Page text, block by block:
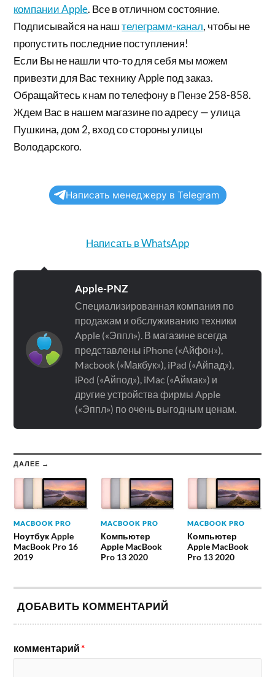
компании Apple. Все в отличном состояние.
Подписывайся на наштелеграмм-канал, чтобы не
пропустить последние поступления!
Если Вы не нашли что-то для себя мы можем
привезти для Вас технику Apple под заказ.
Обращайтесь к нам по телефону в Пензе 258-858.
Ждем Вас в нашем магазине по адресу — улица
Пушкина, дом 2, вход со стороны улицы
Володарского.
Написать менеджеру в Telegram
Написать в WhatsApp
Apple-PNZ
Специализированная компания по
продажам и обслуживанию техники
Apple («Эппл»). В магазине всегда
представлены iPhone («Айфон»),
Macbook («Макбук»), iPad («Айпад»),
iPod («Айпод»), iMac («Аймак») и
другие устройства фирмы Apple
(«Эппл») по очень выгодным ценам.
ДАЛЕЕ →
MACBOOK PRO
Ноутбук Apple
MacBook Pro 16
2019
MACBOOK PRO
Компьютер
Apple MacBook
Pro 13 2020
MACBOOK PRO
Компьютер
Apple MacBook
Pro 13 2020
ДОБАВИТЬ КОММЕНТАРИЙ
комментарий*